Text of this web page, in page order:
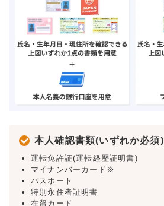
本人確認書類(いずれか必須)
運転免許証(運転経歴証明書)
マイナンバーカード※
パスポート
特別永住者証明書
在留カード